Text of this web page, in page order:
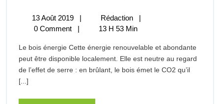
L’habitat
:
Bois
Pompe
À
Chaleur
13 Août 2019
13
Août
| Rédaction
Le
Chauffage
L’habitat
:
Bois
|
0 Comment
| 13 H 53 Min
Le bois énergie Cette énergie renouvelable et abondante
peut être disponible localement. Elle est neutre au regard
de l’effet de serre : en brûlant, le bois émet le CO2 qu’il
[...]